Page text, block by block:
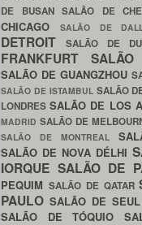
DE BUSAN SALÃO DE
CHICAGO
SALÃO DE
DETROIT
SALÃO DE
FRANKFURT
SALÃO DE GUANGZHOU
SALÃO DE ISTAMBUL SALÃO
LONDRESSALÃO DE LOS
MADRID SALÃO DE
SALÃO DE MONTREAL
SALÃO DE NOVA DÉLHI
IORQUE SALÃO DE
PEQUIM SALÃO DE QATAR
PAULO SALÃO DE SEUL
SALÃO DE TÓQUIO